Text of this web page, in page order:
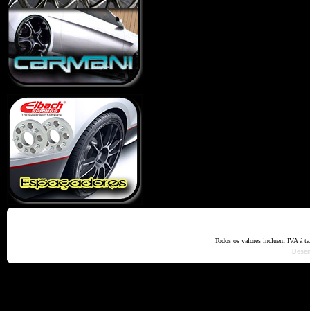
Todos os valores incluem IVA à